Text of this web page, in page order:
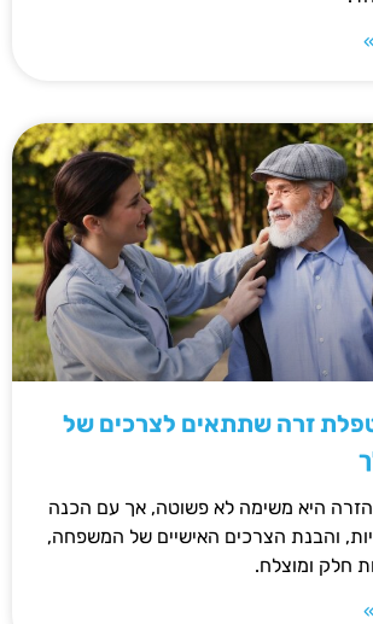
זרה שתתאים לצרכים של
היא משימה לא פשוטה, אך עם הכנה
והבנת הצרכים האישיים של המשפחה,
חלק ומוצלח.